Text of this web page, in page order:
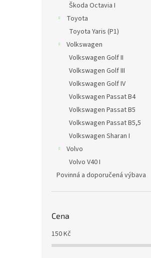
Škoda Octavia I
Toyota
Toyota Yaris (P1)
Volkswagen
Volkswagen Golf II
Volkswagen Golf III
Volkswagen Golf IV
Volkswagen Passat B4
Volkswagen Passat B5
Volkswagen Passat B5,5
Volkswagen Sharan I
Volvo
Volvo V40 I
Povinná a doporučená výbava
Cena
150Kč